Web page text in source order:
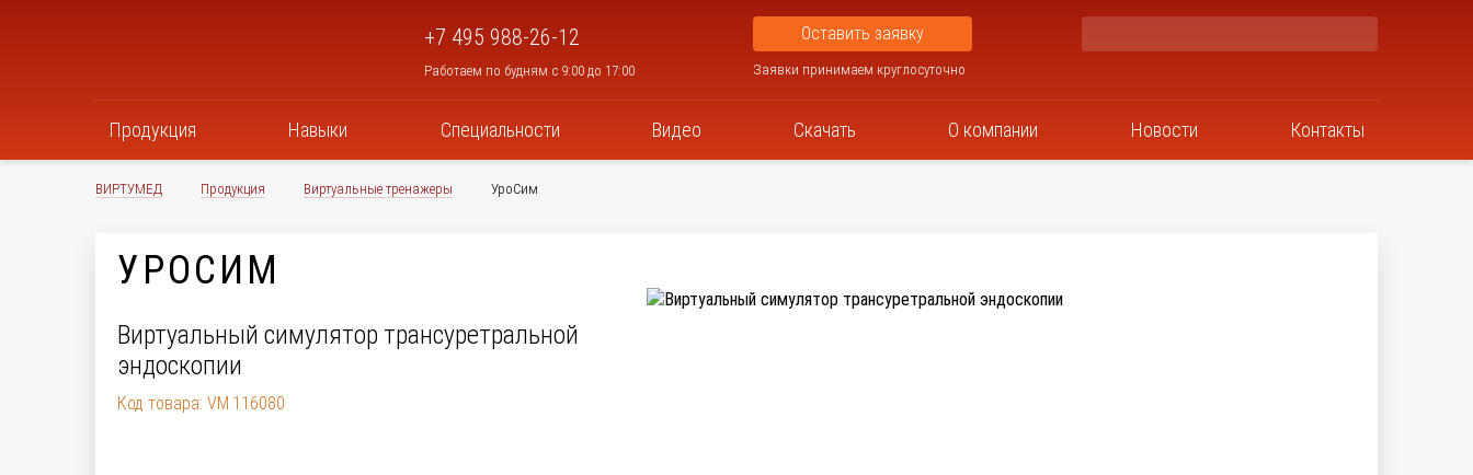
+7 495 988-26-12
Работаем по будням с 9:00 до 17:00
Оставить заявку
Заявки принимаем круглосуточно
Продукция Навыки Специальности Видео Скачать О компании Новости Контакты
ВИРТУМЕД Продукция Виртуальные тренажеры УроСим
УРОСИМ
Виртуальный симулятор трансуретральной
эндоскопии
Код товара: VM.116080